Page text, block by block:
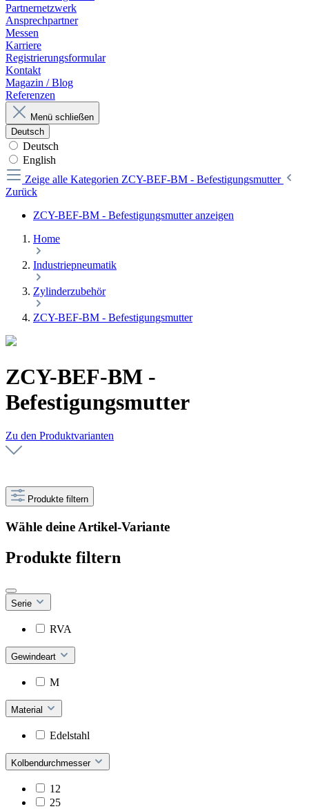
Partnernetzwerk
Ansprechpartner
Messen
Karriere
Registrierungsformular
Kontakt
Magazin / Blog
Referenzen
Menü schließen
Deutsch
Deutsch
English
Zeige alle Kategorien ZCY-BEF-BM - Befestigungsmutter
Zurück
ZCY-BEF-BM - Befestigungsmutter anzeigen
Home
Industriepneumatik
Zylinderzubehör
ZCY-BEF-BM - Befestigungsmutter
ZCY-BEF-BM -
Befestigungsmutter
Zu den Produktvarianten
Produkte filtern
Wähle deine Artikel-Variante
Produkte filtern
Serie
RVA
Gewindeart
M
Material
Edelstahl
Kolbendurchmesser
12
25